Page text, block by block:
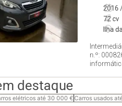
2016
72 cv
Ilha
n.º:
destaque
elétricos até 30 000 €Carros usados